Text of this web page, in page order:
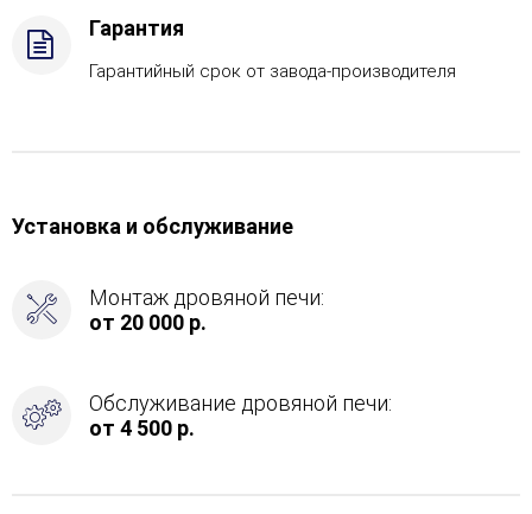
Гарантия
Гарантийный срок от завода-производителя
Установка и обслуживание
Монтаж дровяной печи:
от 20 000 р.
Обслуживание дровяной печи:
от 4 500 р.